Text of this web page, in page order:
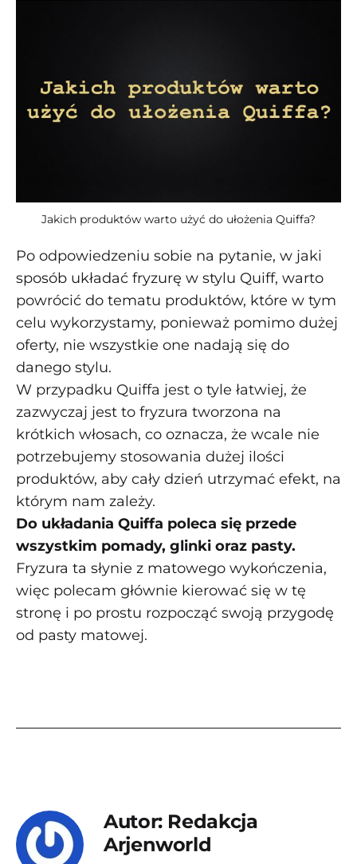
Jakich produktów warto użyć do ułożenia Quiffa?
Po odpowiedzeniu sobie na pytanie, w jaki
sposób układać fryzurę w stylu Quiff, warto
powrócić do tematu produktów, które w tym
celu wykorzystamy, ponieważ pomimo dużej
oferty, nie wszystkie one nadają się do
danego stylu.
W przypadku Quiffa jest o tyle łatwiej, że
zazwyczaj jest to fryzura tworzona na
krótkich włosach, co oznacza, że wcale nie
potrzebujemy stosowania dużej ilości
produktów, aby cały dzień utrzymać efekt, na
którym nam zależy.
Do układania Quiffa poleca się przede
wszystkim pomady, glinki oraz pasty.
Fryzura ta słynie z matowego wykończenia,
więc polecam głównie kierować się w tę
stronę i po prostu rozpocząć swoją przygodę
od pasty matowej.
Autor: Redakcja
Arjenworld